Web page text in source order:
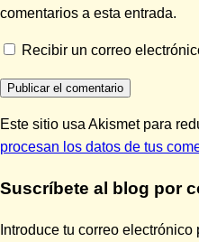
comentarios a esta entrada.
Recibir un correo
Este sitio usa Akismet para
procesan los datos de tus
Suscríbete al blog por
Introduce tu correo